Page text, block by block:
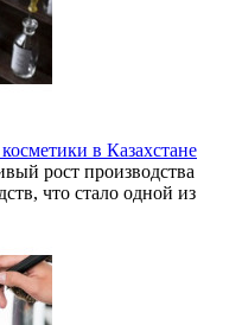
в Казахстане
рост производства
что стало одной из